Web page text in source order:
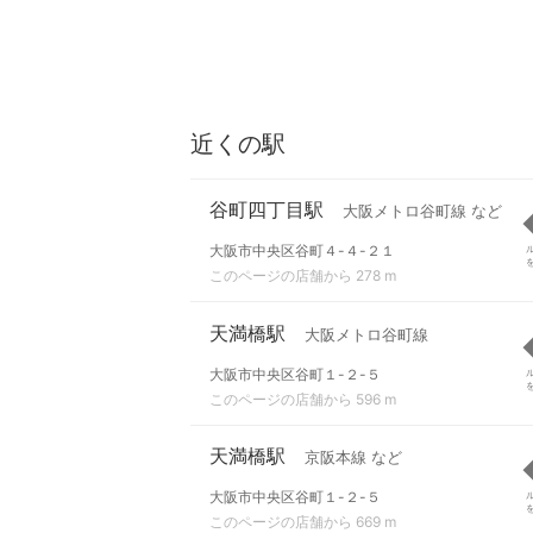
近くの駅
谷町四丁目駅 大阪メトロ谷町線 など
大阪市中央区谷町４-４-２１
このページの店舗から 278 m
天満橋駅 大阪メトロ谷町線
大阪市中央区谷町１-２-５
このページの店舗から 596 m
天満橋駅 京阪本線 など
大阪市中央区谷町１-２-５
このページの店舗から 669 m